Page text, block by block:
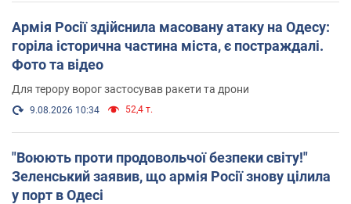
Армія Росії здійснила масовану атаку на Одесу:
горіла історична частина міста, є постраждалі.
Фото та відео
Для терору ворог застосував ракети та дрони
9.08.2026 10:34 52,4 т.
"Воюють проти продовольчої безпеки світу!"
Зеленський заявив, що армія Росії знову цілила
у порт в Одесі